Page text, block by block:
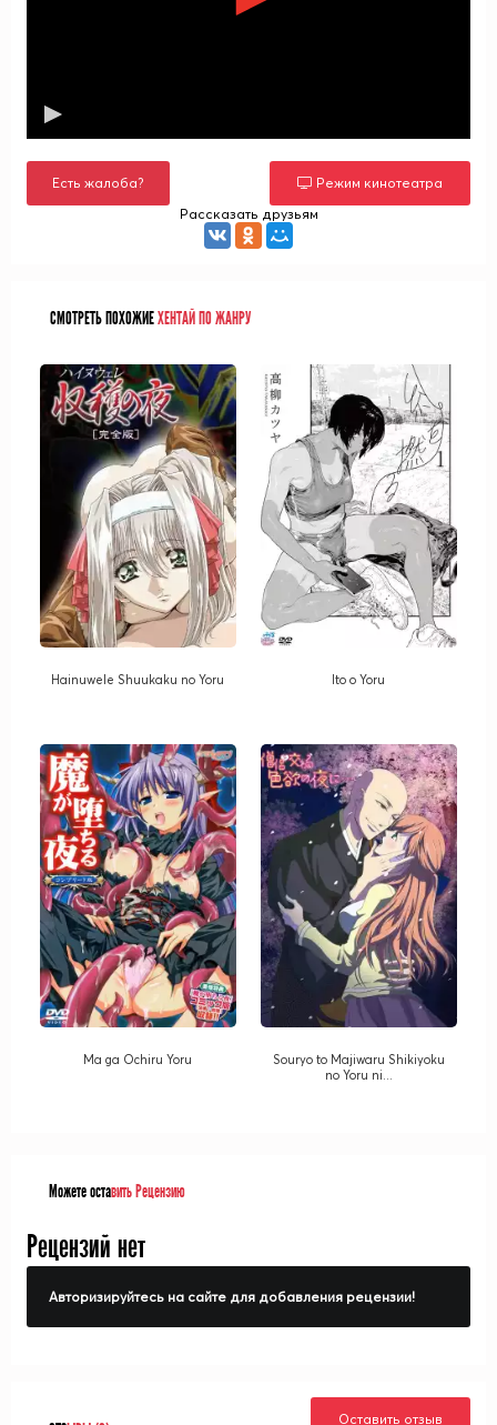
Есть жалоба?
Режим кинотеатра
Рассказать друзьям
СМОТРЕТЬ ПОХОЖИЕХЕНТАЙ ПО ЖАНРУ
Hainuwele Shuukaku no Yoru Ito o Yoru
Ma ga Ochiru Yoru
Souryo to Majiwaru Shikiyoku
no Yoru ni...
Можете оставить Рецензию
Рецензий нет
Авторизируйтесь на сайте для добавления рецензии!
Оставить отзыв